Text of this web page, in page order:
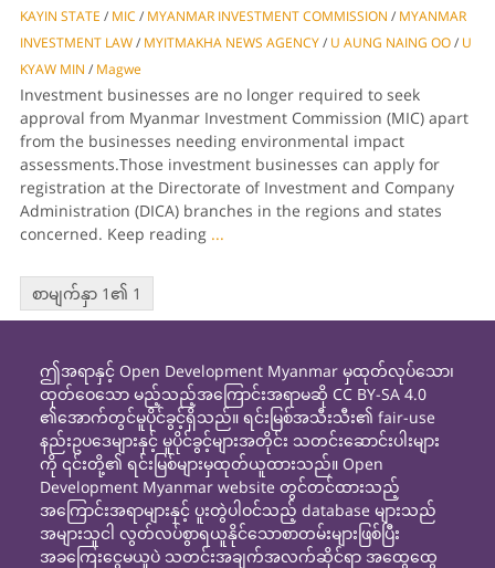
KAYIN STATE / MIC / MYANMAR INVESTMENT COMMISSION / MYANMAR
INVESTMENT LAW/ MYITMAKHA NEWS AGENCY/ U AUNG NAING OO/ U
KYAW MIN / Magwe
Investment businesses are no longer required to seek
approval from Myanmar Investment Commission (MIC) apart
from the businesses needing environmental impact
assessments.Those investment businesses can apply for
registration at the Directorate of Investment and Company
Administration (DICA) branches in the regions and states
concerned. Keep reading ...
စာမျက်နှာ 1၏ 1
ဤအရာနှင့် Open Development Myanmar မှထုတ်လုပ်သော၊
ထုတ်ဝေသော မည့်သည့်အကြောင်းအရာမဆို CC BY-SA 4.0
၏အောက်တွင်မူပိုင်ခွင့်ရှိသည်။ ရင်းမြစ်အသီးသီး၏ fair-use
နည်းဥပဒေများနှင့် မူပိုင်ခွင့်များအတိုင်း သတင်းဆောင်းပါးများ
ကို ၎င်းတို့၏ ရင်းမြစ်များမှထုတ်ယူထားသည်။ Open
Development Myanmar website တွင်တင်ထားသည့်
အကြောင်းအရာများနှင့် ပူးတွဲပါဝင်သည့် database များသည်
အများသူငါ လွတ်လပ်စွာရယူနိုင်သောစာတမ်းများဖြစ်ပြီး
အခကြေးငွေမယူပဲ သတင်းအချက်အလက်ဆိုင်ရာ အထွေထွေ